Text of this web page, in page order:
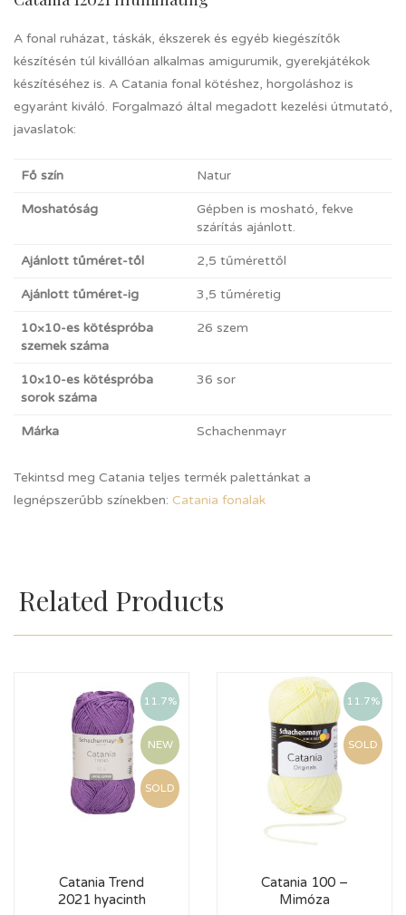
A fonal ruházat, táskák, ékszerek és egyéb kiegészítők
készítésén túl kivállóan alkalmas amigurumik, gyerekjátékok
készítéséhez is. A Catania fonal kötéshez, horgoláshoz is
egyaránt kiváló. Forgalmazó által megadott kezelési útmutató,
javaslatok:
Fő szín Natur
Moshatóság
Gépben is mosható, fekve
szárítás ajánlott.
Ajánlott tűméret-től 2,5 tűmérettől
Ajánlott tűméret-ig 3,5 tűméretig
10×10-es kötéspróba
szemek száma
26 szem
10×10-es kötéspróba
sorok száma
36 sor
Márka Schachenmayr
Tekintsd meg Catania teljes termék palettánkat a
legnépszerűbb színekben: Catania fonalak
Related Products
11.7%
NEW
SOLD
Catania Trend
2021 hyacinth
11.7%
SOLD
Catania 100 –
Mimóza